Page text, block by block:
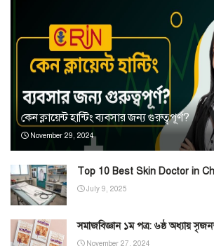
কেন ক্লায়েন্ট হান্টিং ব্যবসার জন্য গুরুত্বপূর্ণ?
November 29, 2024
Top 10 Best Skin Doctor in
July 9, 2025
সমাজবিজ্ঞান ১ম পত্র: ৬ষ্ঠ অধ্যায়
November 27, 2024